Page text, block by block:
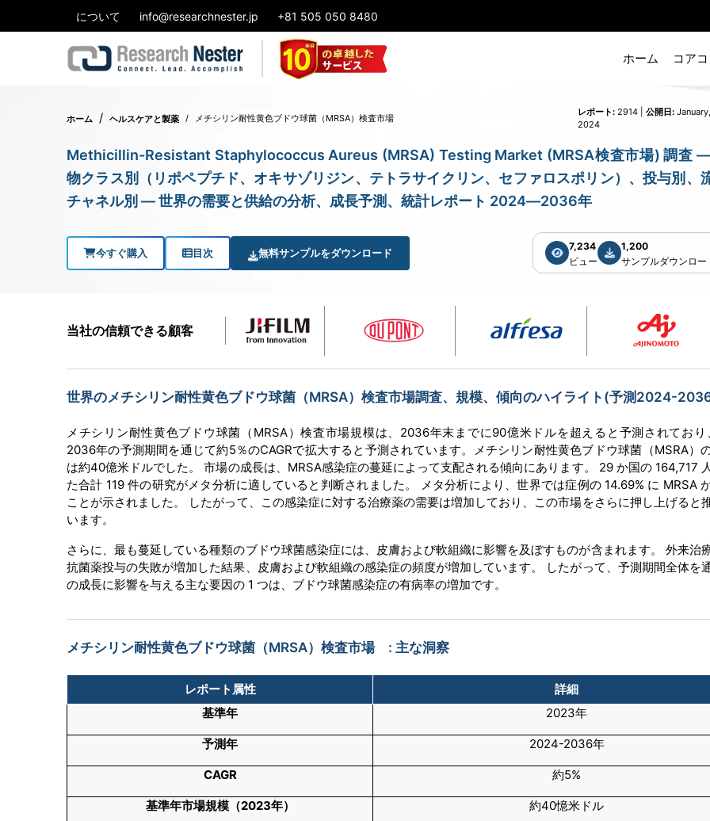
について info@researchnester.jp +81 505 050 8480
ホーム コア
ホーム ヘルスケアと製薬 メチシリン耐性黄色ブドウ球菌（MRSA）検査市場
レポート: 2914 | 公開日: January,
2024
Methicillin-Resistant Staphylococcus Aureus (MRSA) Testing Market (MRSA検査市場) 調査
物クラス別（リポペプチド、オキサゾリジン、テトラサイクリン、セファロスポリン）、投与別、
チャネル別 ― 世界の需要と供給の分析、成長予測、統計レポート 2024―2036年
今すぐ購入 目次 無料サンプルをダウンロード
7,234
ビュー
1,200
サンプルダウンロー
当社の信頼できる顧客
世界のメチシリン耐性黄色ブドウ球菌（MRSA）検査市場調査、規模、傾向のハイライト(予測2024-
メチシリン耐性黄色ブドウ球菌（MRSA）検査市場規模は、2036年末までに90億米ドルを超えると予測されてお
2036年の予測期間を通じて約5％のCAGRで拡大すると予測されています。メチシリン耐性黄色ブドウ球菌（MSRA）
は約40億米ドルでした。 市場の成長は、MRSA感染症の蔓延によって支配される傾向にあります。 29 か国の 164,717
た合計 119 件の研究がメタ分析に適していると判断されました。 メタ分析により、世界では症例の 14.69% に MRSA
ことが示されました。 したがって、この感染症に対する治療薬の需要は増加しており、この市場をさらに押し上げると
います。
さらに、最も蔓延している種類のブドウ球菌感染症には、皮膚および軟組織に影響を及ぼすものが含まれます。 外来治
抗菌薬投与の失敗が増加した結果、皮膚および軟組織の感染症の頻度が増加しています。 したがって、予測期間全体を
の成長に影響を与える主な要因の 1 つは、ブドウ球菌感染症の有病率の増加です。
メチシリン耐性黄色ブドウ球菌（MRSA）検査市場 : 主な洞察
レポート属性
詳細
基準年
2023年
予測年 2024-2036年
CAGR 約5%
基準年市場規模（2023年） 約40憶米ドル